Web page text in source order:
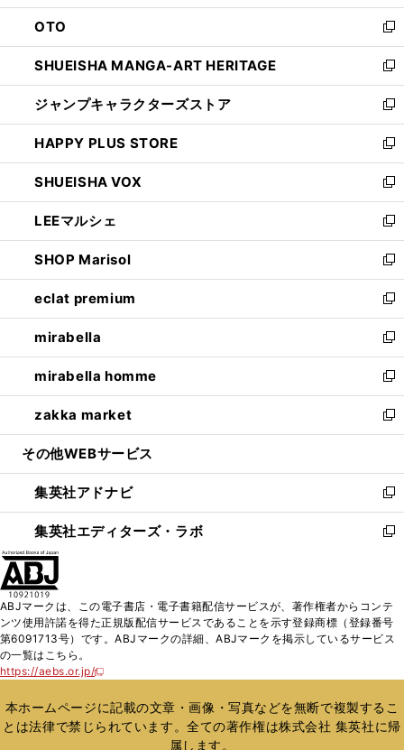
ウ
で
開
く
ン
ド
ウ
で
開
く
OTO
新
し
い
ウ
ィ
ン
ド
ウ
で
開
く
SHUEISHA MANGA-ART HERITAGE
新
し
い
ウ
ィ
ン
ド
ウ
で
開
く
ジャンプキャラクターズストア
新
し
い
ウ
ィ
ン
ド
ウ
で
開
く
HAPPY PLUS STORE
新
し
い
ウ
ィ
ン
ド
ウ
で
開
く
SHUEISHA VOX
新
し
い
ウ
ィ
ン
ド
ウ
で
開
く
LEEマルシェ
新
し
い
ウ
ィ
ン
ド
ウ
で
開
く
SHOP Marisol
新
し
い
ウ
ィ
ン
ド
ウ
で
開
eclat premium
新
し
い
ウ
ィ
ン
ド
ウ
開
く
mirabella
新
し
い
ウ
ィ
ン
ウ
で
開
く
mirabella homme
新
し
い
ウ
ン
ド
ウ
で
zakka market
新
し
ウ
ィ
ン
ド
く
その他WEBサービス
集英社アドナビ
新
し
い
ド
ウ
で
集英社エディターズ・ラボ
新
ィ
ン
ド
開
く
ABJマークは、この電子書店・電子書籍配信サービスが、著作権者からコンテ
ンツ使用許諾を得た正規版配信サービスであることを示す登録商標（登録番号
第6091713号）です。ABJマークの詳細、ABJマークを掲示しているサービス
の一覧はこちら。
https://aebs.or.jp/
新
い
ウ
ィ
本ホームページに記載の文章・画像・写真などを無断で複製するこ
とは法律で禁じられています。全ての著作権は株式会社 集英社に帰
属します。